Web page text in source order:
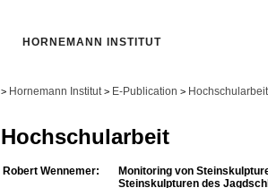
HORNEMANN INSTITUT
> Hornemann Institut > E-Publication >
Hochschularbeit
Robert Wennemer:
Monitoring von
Steinskulpturen des